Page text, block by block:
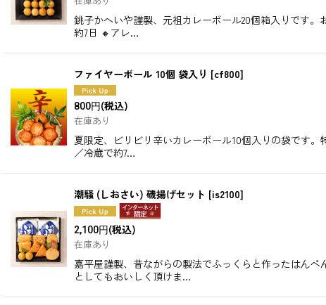
銚子かへいや謹製、元祖カレーボール20個箱入りです
約7日 🔸アレ…
ファイヤーボール 10個 袋入り [cf800]
800円(税込)
在庫あり
夏限定、ビリビリ辛いカレーボール10個入りの袋です
／冷蔵で約7…
潮騒 (しおさい) 磯揚げセット [is2100]
2,100円(税込)
在庫あり
嘉平屋謹製、昔ながらの製法でふっくらと作ったはん
としてもおいしく頂けま…